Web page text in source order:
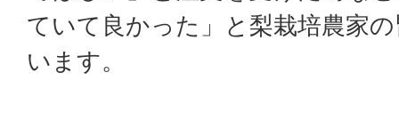
ていて良かった」と梨栽培農家
います。